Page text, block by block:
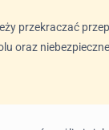
przekraczać
oraz